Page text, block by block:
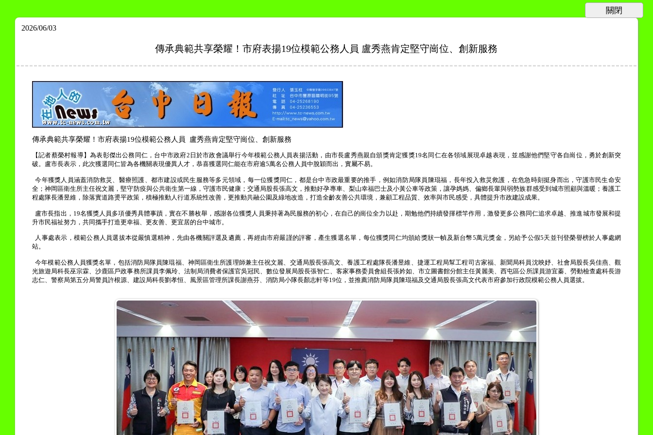
2026/06/03
傳承典範共享榮耀！市府表揚19位模範公務人員 盧秀燕肯定堅守崗位、創新服務
傳承典範共享榮耀！市府表揚19位模範公務人員 盧秀燕肯定堅守崗位、創新服務
【記者蔡榮村報導】為表彰傑出公務同仁，台中市政府2 日於市政會議舉行今年模範公務人員表揚活動，由市長盧秀燕親自頒獎肯定獲獎19名同仁在各領域展現卓越表現，並感謝他們堅守各自崗位，勇於創新突
破。 盧市長表示，此次獲選同仁皆為各機關表現優異人才，恭喜獲選同仁能在市府逾5萬名公務人員中脫穎而出，實屬不易。
今年獲獎人員涵蓋消防救災、醫療照護、都市建設或民生服務等多元領域，每一位獲獎同仁，都是台中市政最重要的推手，例如消防局隊員陳琨福，長年投入救災救護，在危急時刻挺身而出，守護市民生命安
全；神岡區衛生所主任祝文麗，堅守防疫與公共衛生第一線，守護市民健康；交通局股長張高文，推動好孕專車、梨山幸福巴士及小黃公車等政策，讓孕媽媽、偏鄉長輩與弱勢族群感受到城市照顧與溫暖；養護工
程處隊長潘昱維，除落實道路燙平政策，積極推動人行道系統性改善，更推動共融公園及綠地改造，打造全齡友善公共環境，兼顧工程品質、效率與市民感受，具體提升市政建設成果。
盧市長指出， 19名獲獎人員多項優秀具體事蹟，實在不勝枚舉，感謝各位獲獎人員秉持著為民服務的初心，在自己的崗位全力以赴，期勉他們持續發揮標竿作用，激發更多公務同仁追求卓越、推進城市發展和提
升市民福祉努力，共同攜手打造更幸福、更友善、更宜居的台中城市。
人事處表示，模範公務人員選拔本從嚴慎選精神，先由各機關評選及遴薦，再經由市府嚴謹的評審，產生獲選名單，每位獲獎同仁均頒給獎狀一幀及新台幣5萬元獎金，另給予公假5天並刊登榮譽榜於人事處網
站。
今年模範公務人員獲獎名單，包括消防局隊員陳琨福、神岡區衛生所護理師兼主任祝文麗、交通局股長張高文、養護工程處隊長潘昱維、捷運工程局幫工程司古家福、新聞局科員沈映妤、社會局股長吳佳燕、觀
光旅遊局科長巫宗霖、沙鹿區戶政事務所課員李佩玲、法制局消費者保護官吳冠民、數位發展局股長張智仁、客家事務委員會組長張妗如、市立圖書館分館主任黃麗美、西屯區公所課員游宜蓁、勞動檢查處科長游
志仁、警察局第五分局警員許根源、建設局科長劉孝恒、風景區管理所課長謝燕芬、消防局小隊長顏志軒等19位，並推薦消防局隊員陳琨福及交通局股長張高文代表市府參加行政院模範公務人員選拔。